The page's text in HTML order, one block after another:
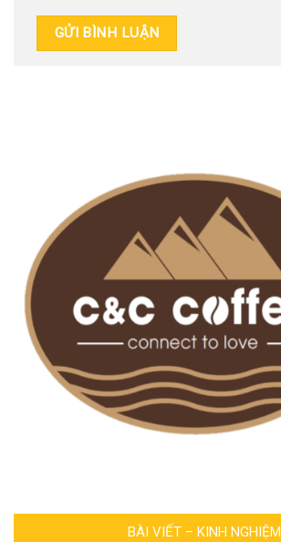
BÀI VIẾT – KINH NGHIỆM